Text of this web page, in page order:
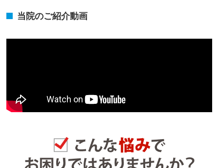
当院のご紹介動画